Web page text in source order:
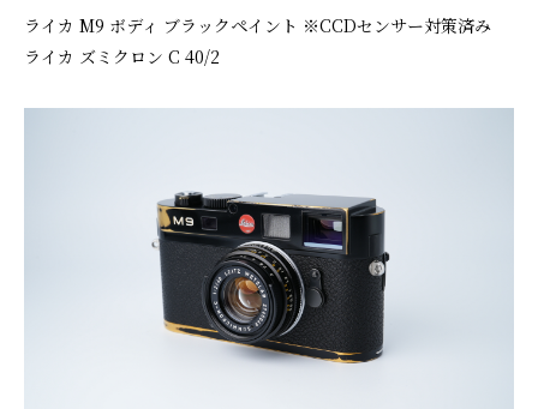
ライカ M9 ボディ ブラックペイント ※CCDセンサー対策済み
ライカ ズミクロン C 40/2